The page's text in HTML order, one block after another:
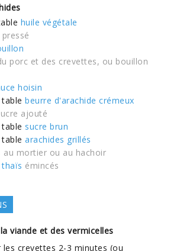
huile végétale
pressé
porc et des crevettes, ou bouillon
hoisin
beurre d'arachide crémeux
ajouté
sucre brun
arachides grillés
au mortier ou au hachoir
émincés
viande et des vermicelles
les crevettes 2-3 minutes (ou